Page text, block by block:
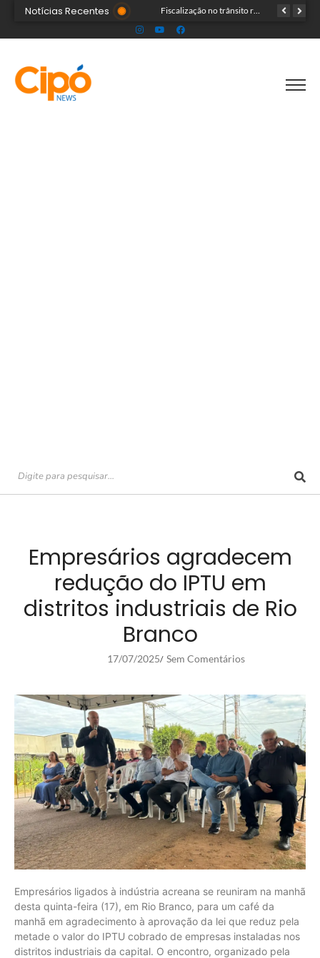
Notícias Recentes TRAGÉDIA: helicóptero cai e mata quatro pessoas; vítimas eram turistas
Empresários agradecem
redução do IPTU em
distritos industriais de Rio
Branco
17/07/2025/ Sem Comentários
Empresários ligados à indústria acreana se reuniram na manhã
desta quinta-feira (17), em Rio Branco, para um café da
manhã em agradecimento à aprovação da lei que reduz pela
metade o valor do IPTU cobrado de empresas instaladas nos
distritos industriais da capital. O encontro, organizado pela